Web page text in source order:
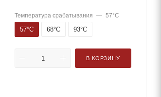
Температура срабатывания — 57°С
57°С 68°С 93°С
В КОРЗИНУ